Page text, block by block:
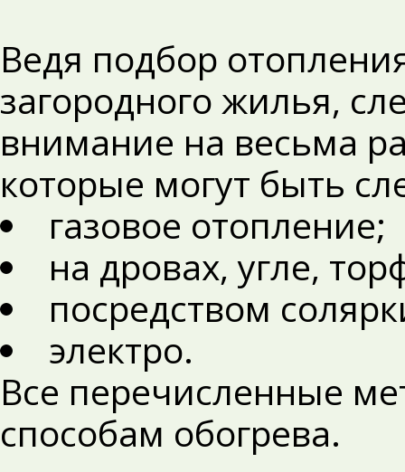
Ведя подбор
загородного жилья,
внимание на весьма
которые могут быть
газовое отопление;
на дровах, угле,
посредством
электро.
Все перечисленные
способам обогрева.